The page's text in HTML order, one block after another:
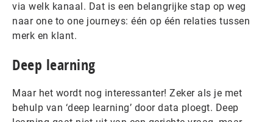
via welk kanaal. Dat is een belangrijke stap op weg
naar one to one journeys: één op één relaties tussen
merk en klant.
Deep learning
Maar het wordt nog interessanter! Zeker als je met
behulp van ‘deep learning’ door data ploegt. Deep